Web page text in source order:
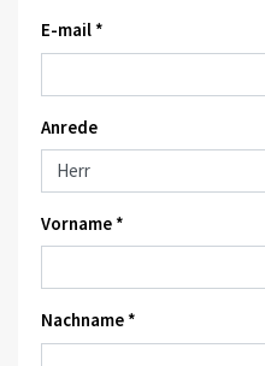
E-mail *
Anrede
Vorname *
Nachname *